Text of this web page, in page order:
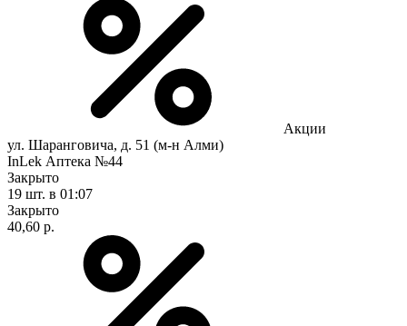
Акции
ул. Шаранговича, д. 51 (м-н Алми)
InLek Аптека №44
Закрыто
19 шт. в 01:07
Закрыто
40,60 р.